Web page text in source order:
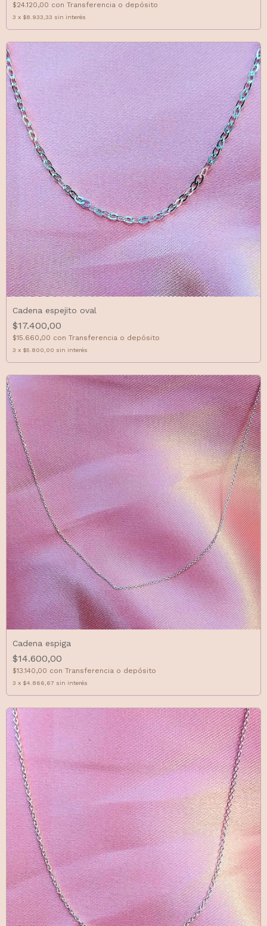
$24.120,00 con Transferencia o depósito
3 x $8.933,33 sin interés
Cadena espejito oval
$17.400,00
$15.660,00 con Transferencia o depósito
3 x $5.800,00 sin interés
Cadena espiga
$14.600,00
$13.140,00 con Transferencia o depósito
3 x $4.866,67 sin interés